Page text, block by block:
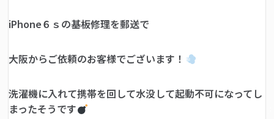
iPhone６ｓの基板修理を郵送で
大阪からご依頼のお客様でございます！
洗濯機に入れて携帯を回して水没して起動不可になってし
まったそうです